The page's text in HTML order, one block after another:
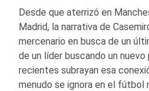
Desde que aterrizó en
Madrid, la narrativa de
mercenario en busca de un
de un líder buscando un
recientes subrayan esa
menudo se ignora en el fútbol